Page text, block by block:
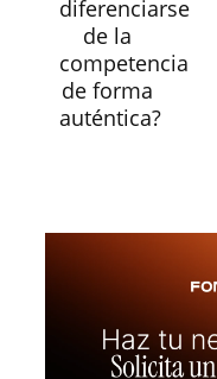
diferenciarse
de la
competencia
de forma
auténtica?